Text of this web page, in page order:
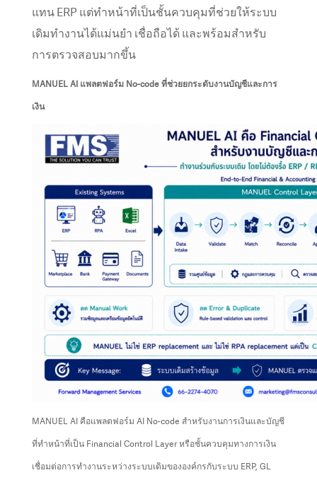
แทน ERP แต่ทำหน้าที่เป็นชั้นควบคุมที่ช่วยให้ระบบ
เดิมทำงานได้แม่นยำ เชื่อถือได้ และพร้อมสำหรับ
การตรวจสอบมากขึ้น
MANUEL AI แพลตฟอร์ม No-code ที่ช่วยยกระดับงานบัญชีและการ
เงิน
MANUEL AI คือแพลตฟอร์ม AI No-code สำหรับงานการเงินและบัญชี
ที่ทำหน้าที่เป็น Financial Control Layer หรือชั้นควบคุมทางการเงิน
เชื่อมต่อการทำงานระหว่างระบบเดิมขององค์กรกับระบบ ERP, GL